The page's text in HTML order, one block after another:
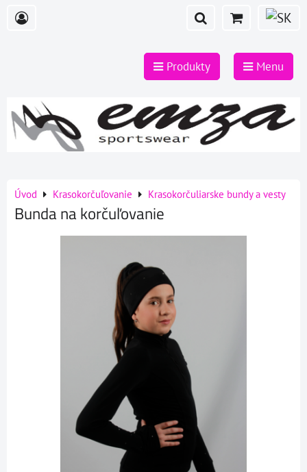
Produkty Menu
Úvod Krasokorčuľovanie Krasokorčuliarske bundy a vesty
Bunda na korčuľovanie